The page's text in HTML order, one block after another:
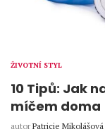
ŽIVOTNÍ STYL
10 Tipů: Jak
míčem doma
autor Patricie Mikolášová